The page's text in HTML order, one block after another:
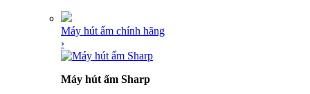
Máy hút ẩm chính hãng
›
Máy hút ẩm Sharp